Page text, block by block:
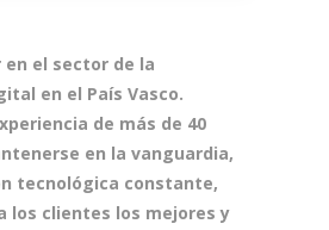
en el sector de la
en el País Vasco.
de más de 40
en la vanguardia,
tecnológica constante,
los clientes los mejores y